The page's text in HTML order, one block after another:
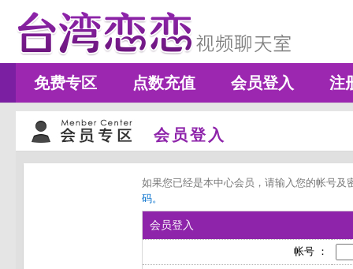
免费专区 点数充值 会员登入 注
会员登入
如果您已经是本中心会员，请输入您的帐号
码。
会员登入
帐号 ：